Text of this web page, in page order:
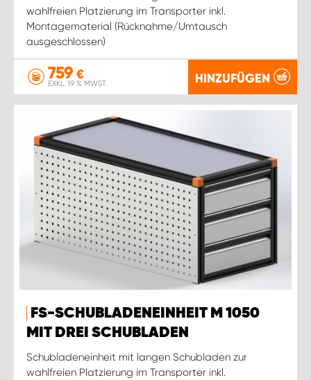
wahlfreien Platzierung im Transporter inkl.
Montagematerial (Rücknahme/Umtausch
ausgeschlossen)
759 €
EXKL. 19 % MWST. HINZUFÜGEN
FS-SCHUBLADENEINHEIT M 1050
MIT DREI SCHUBLADEN
Schubladeneinheit mit langen Schubladen zur
wahlfreien Platzierung im Transporter inkl.